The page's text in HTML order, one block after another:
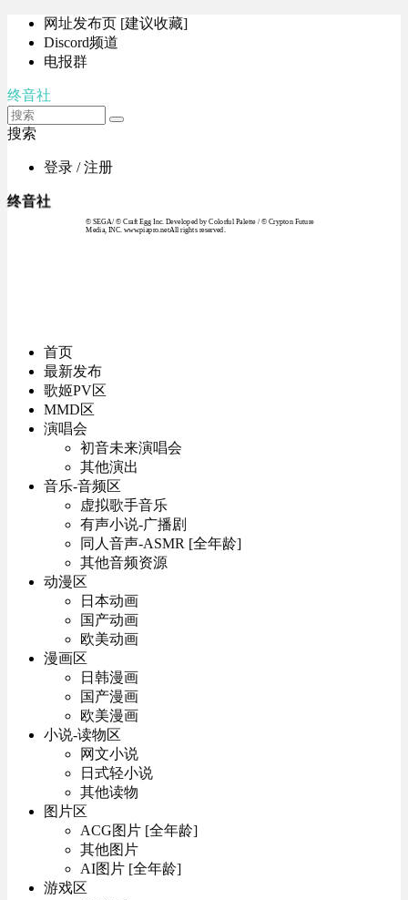
网址发布页 [建议收藏]
Discord频道
电报群
终音社
搜索
登录 / 注册
终音社
© SEGA / © Craft Egg Inc. Developed by Colorful Palette / © Crypton Future
Media, INC. www.piapro.netAll rights reserved.
首页
最新发布
歌姬PV区
MMD区
演唱会
初音未来演唱会
其他演出
音乐-音频区
虚拟歌手音乐
有声小说-广播剧
同人音声-ASMR [全年龄]
其他音频资源
动漫区
日本动画
国产动画
欧美动画
漫画区
日韩漫画
国产漫画
欧美漫画
小说-读物区
网文小说
日式轻小说
其他读物
图片区
ACG图片 [全年龄]
其他图片
AI图片 [全年龄]
游戏区